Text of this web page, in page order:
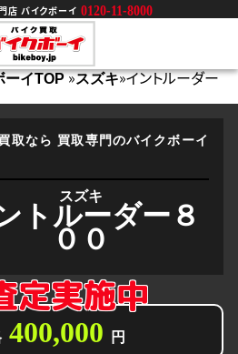
店 バイクボーイ 0120-11-8000
ーイTOP»スズキ»イントルーダー
取なら 買取専門のバイクボーイ
スズキ
トルーダー８
００
定実施中
400,000 円